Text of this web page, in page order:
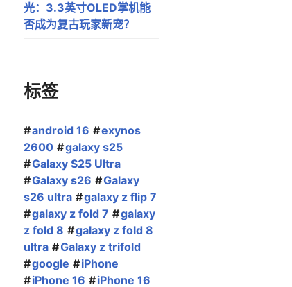
光：3.3英寸OLED掌机能
否成为复古玩家新宠？
标签
android 16
exynos
2600
galaxy s25
Galaxy S25 Ultra
Galaxy s26
Galaxy
s26 ultra
galaxy z flip 7
galaxy z fold 7
galaxy
z fold 8
galaxy z fold 8
ultra
Galaxy z trifold
google
iPhone
iPhone 16
iPhone 16